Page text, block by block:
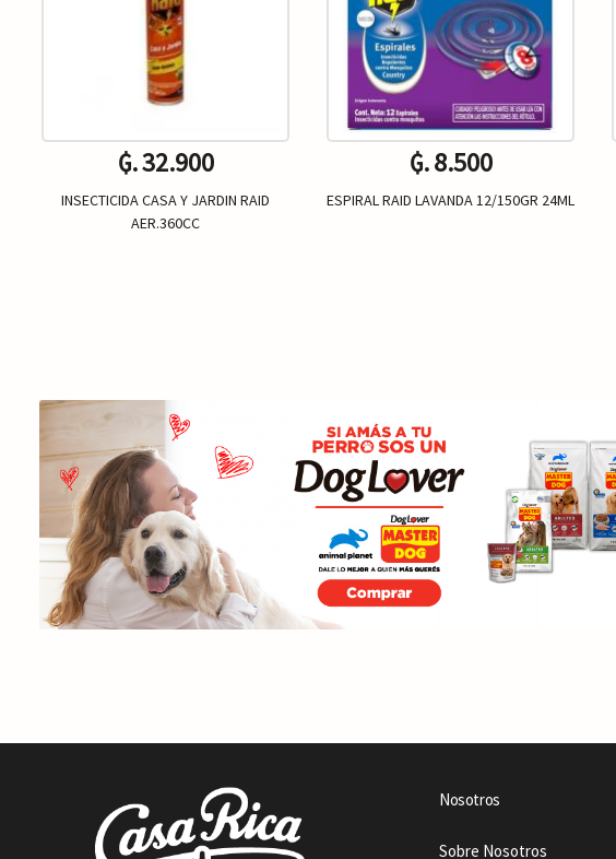
₲. 32.900
INSECTICIDA CASA Y JARDIN RAID
AER.360CC
₲. 8.500
ESPIRAL RAID LAVANDA 12/150GR 24ML
Nosotros
Sobre Nosotros